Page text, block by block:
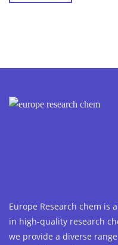
Europe Research chem is
in high-quality research
we provide a diverse